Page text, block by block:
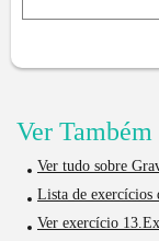
Ver Também
Ver tudo sobre
Lista de exercícios
Ver exercício